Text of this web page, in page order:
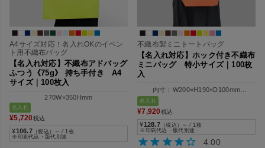
A4サイズ対応！名入れOKのイベン
ト用不織布バッグ
【名入れ対応】不織布アドバッグ
ふつう《75g》 持ち手付き A4
サイズ｜100枚入
270W×350Hmm
名入れ
¥5,720税込
¥106.7 （税込）～ ⁄ 1枚
※印刷代込・版代別途
不織布製ミニトートバッグ
【名入れ対応】ホック付き不織布
ミニバッグ 特小サイズ｜100枚
入
内寸：W200×H190×D100mm
外寸：W300×H190×D100mm
名入れ
¥7,920税込
¥128.7 （税込）～ ⁄ 1枚
※印刷代込・版代別途
4.00